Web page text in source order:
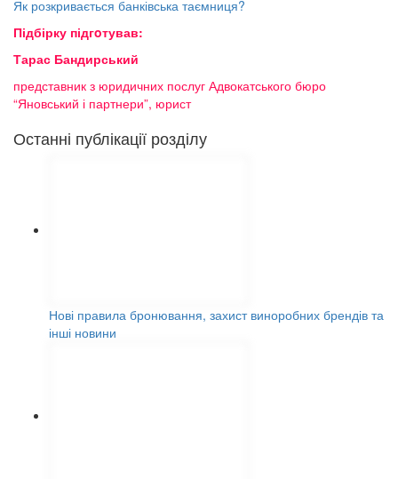
Як розкривається банківська таємниця?
Підбірку підгoтував:
Тарас Бандирський
представник з юридичних послуг Адвокатського бюро
“Яновський і партнери”, юрист
Останні публікації розділу
Нові правила бронювання, захист виноробних брендів та
інші новини